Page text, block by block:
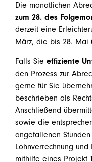
Die monatlichen
zum 28. des
derzeit eine
März, die bis 28. Mai
Falls Sie effiziente
den Prozess zur
gerne für Sie
beschrieben als
Anschließend
sowie die
angefallenen
Lohnverrechnung
mithilfe eines Projekt